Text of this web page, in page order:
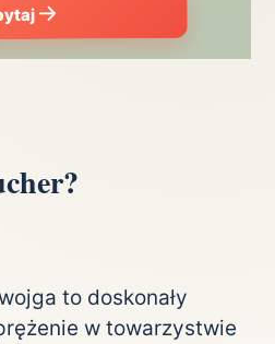
to doskonały
w towarzystwie